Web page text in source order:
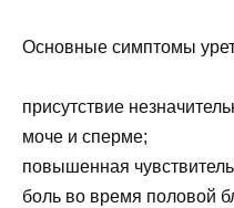
Основные симптомы
присутствие
моче и сперме;
повышенная
боль во время половой